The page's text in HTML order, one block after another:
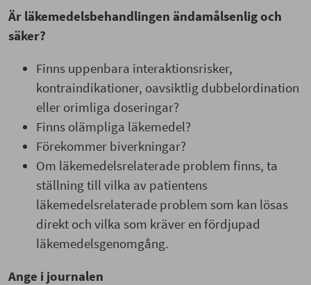
Är läkemedelsbehandlingen ändamålsenlig och
säker?
Finns uppenbara interaktionsrisker,
kontraindikationer, oavsiktlig dubbelordination
eller orimliga doseringar?
Finns olämpliga läkemedel?
Förekommer biverkningar?
Om läkemedelsrelaterade problem finns, ta
ställning till vilka av patientens
läkemedelsrelaterade problem som kan lösas
direkt och vilka som kräver en fördjupad
läkemedelsgenomgång.
Ange i journalen